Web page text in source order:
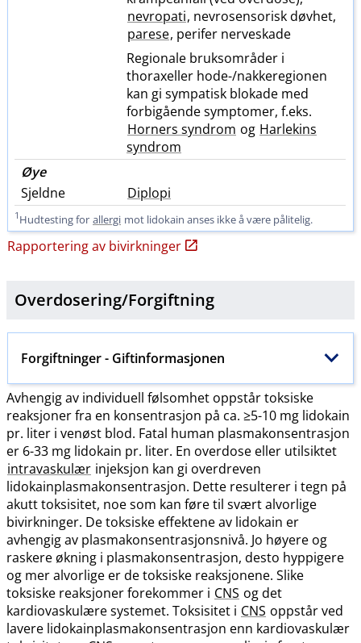
nevropati, nevrosensorisk døvhet,
parese, perifer nerveskade
Regionale bruksområder i
thoraxeller hode-​/​nakkeregionen
kan gi sympatisk blokade med
forbigående symptomer, f.eks.
Horners syndrom og Harlekins
syndrom
Øye
Sjeldne
Diplopi
1 Hudtesting for allergi mot lidokain anses ikke å være pålitelig.
Rapportering av bivirkninger
Overdosering​/​Forgiftning
Forgiftninger- Giftinformasjonen
Avhengig av individuell følsomhet oppstår toksiske
reaksjoner fra en konsentrasjon på ca. ≥5-10 mg lidokain
pr. liter i venøst blod. Fatal human plasmakonsentrasjon
er 6-33 mg lidokain pr. liter. En overdose eller utilsiktet
intravaskulær injeksjon kan gi overdreven
lidokainplasmakonsentrasjon. Dette resulterer i tegn på
akutt toksisitet, noe som kan føre til svært alvorlige
bivirkninger. De toksiske effektene av lidokain er
avhengig av plasmakonsentrasjonsnivå. Jo høyere og
raskere økning i plasmakonsentrasjon, desto hyppigere
og mer alvorlige er de toksiske reaksjonene. Slike
toksiske reaksjoner forekommer i CNS og det
kardiovaskulære systemet. Toksisitet i CNS oppstår ved
lavere lidokainplasmakonsentrasjon enn kardiovaskulær